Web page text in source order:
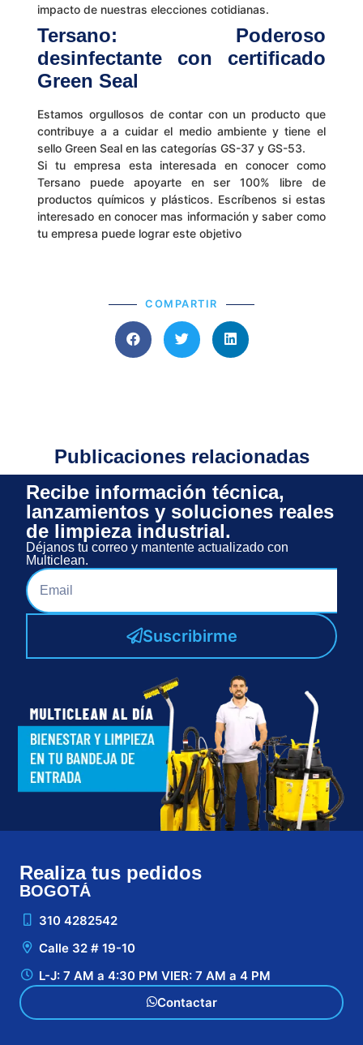
impacto de nuestras elecciones cotidianas.
Tersano: Poderoso
desinfectante con certificado
Green Seal
Estamos orgullosos de contar con un producto que
contribuye a a cuidar el medio ambiente y tiene el
sello Green Seal en las categorías GS-37 y GS-53.
Si tu empresa esta interesada en conocer como
Tersano puede apoyarte en ser 100% libre de
productos químicos y plásticos. Escríbenos si estas
interesado en conocer mas información y saber como
tu empresa puede lograr este objetivo
COMPARTIR
Publicaciones relacionadas
Recibe información técnica,
lanzamientos y soluciones reales
de limpieza industrial.
Déjanos tu correo y mantente actualizado con
Multiclean.
Suscribirme
Realiza tus pedidos
BOGOTÁ
310 4282542
Calle 32 # 19-10
L-J: 7 AM a 4:30 PM VIER: 7 AM a 4 PM
Contactar